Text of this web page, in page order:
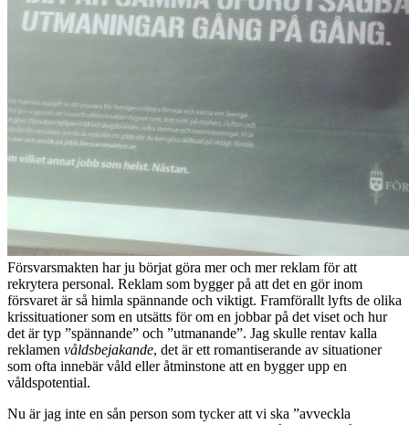
Försvarsmakten har ju börjat göra mer och mer reklam för att
rekrytera personal. Reklam som bygger på att det en gör inom
försvaret är så himla spännande och viktigt. Framförallt lyfts de olika
krissituationer som en utsätts för om en jobbar på det viset och hur
det är typ ”spännande” och ”utmanande”. Jag skulle rentav kalla
reklamen våldsbejakande, det är ett romantiserande av situationer
som ofta innebär våld eller åtminstone att en bygger upp en
våldspotential.
Nu är jag inte en sån person som tycker att vi ska ”avveckla